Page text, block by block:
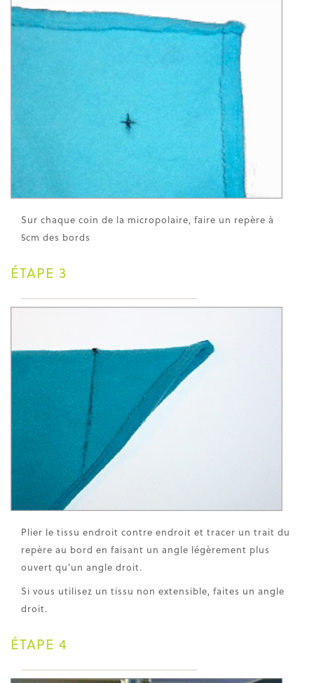
Sur chaque coin de la micropolaire, faire un repère à
5cm des bords
ÉTAPE 3
Plier le tissu endroit contre endroit et tracer un trait du
repère au bord en faisant un angle légèrement plus
ouvert qu'un angle droit.
Si vous utilisez un tissu non extensible, faites un angle
droit.
ÉTAPE 4